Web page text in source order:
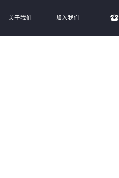
关于我们 加入我们